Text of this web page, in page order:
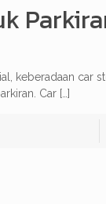
keberadaan car
Car[…]